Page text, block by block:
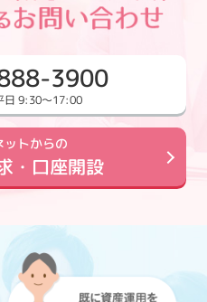
3900
日 9:30～17:00
ットからの
・口座開設